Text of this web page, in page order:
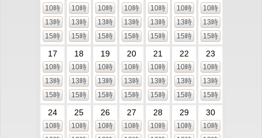
10時
13時
15時
10時
13時
15時
10時
13時
15時
10時
13時
15時
10時
13時
15時
10時
13時
15時
10時
13時
15時
17
10時
13時
15時
18
10時
13時
15時
19
10時
13時
15時
20
10時
13時
15時
21
10時
13時
15時
22
10時
13時
15時
23
10時
13時
15時
24
10時
25
10時
26
10時
27
10時
28
10時
29
10時
30
10時